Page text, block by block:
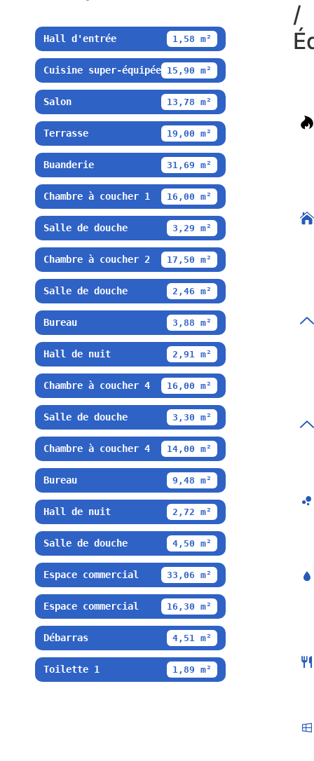
Hall d'entrée 1,58 m²
Cuisine super-équipée 15,90 m²
Salon 13,78 m²
Terrasse 19,00 m²
Buanderie 31,69 m²
Chambre à coucher 1 16,00 m²
Salle de douche 3,29 m²
Chambre à coucher 2 17,50 m²
Salle de douche 2,46 m²
Bureau 3,88 m²
Hall de nuit 2,91 m²
Chambre à coucher 4 16,00 m²
Salle de douche 3,30 m²
Chambre à coucher 4 14,00 m²
Bureau 9,48 m²
Hall de nuit 2,72 m²
Salle de douche 4,50 m²
Espace commercial 33,06 m²
Espace commercial 16,30 m²
Débarras 4,51 m²
Toilette 1 1,89 m²
/